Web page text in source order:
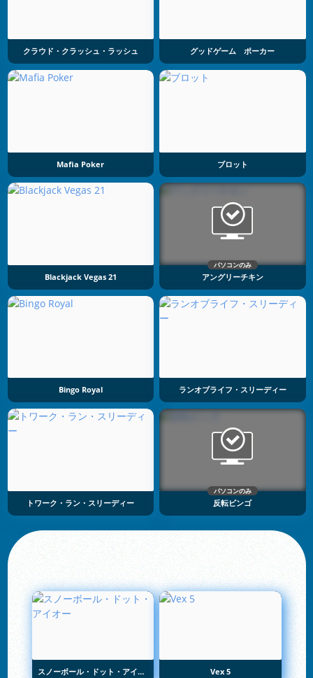
クラウド・クラッシュ・ラッシュ グッドゲーム ポーカー
Mafia Poker ブロット
Blackjack Vegas 21
パソコンのみ
アングリーチキン
Bingo Royal ランオブライフ・スリーディー
トワーク・ラン・スリーディー
パソコンのみ
反転ビンゴ
スノーボール・ドット・アイオー Vex 5